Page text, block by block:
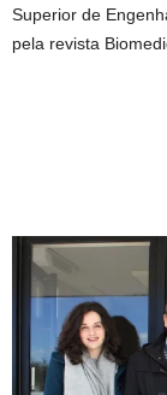
Superior de
pela revista